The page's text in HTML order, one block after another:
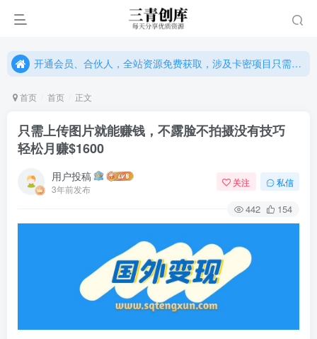
开通会员、合伙人，全站资源免费获取，涉及卡密项目只需单独购卡密（位置：网站右下悬浮按钮）
开通会员、合伙人，全站资源免费获取，涉及卡密项目只需单独购卡密（位置：网站右下悬浮按钮）
首页 首页 正文
只需上传图片就能赚钱，不露脸不拍摄没有技巧
轻松月赚$1600
用户投稿
3年前发布
关注 私信
442 154